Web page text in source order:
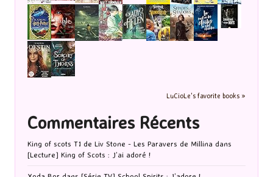
LuCioLe's favorite books »
Commentaires Récents
King of scots T1 de Liv Stone - Les Paravers de Millina dans
[Lecture] King of Scots : J’ai adoré !